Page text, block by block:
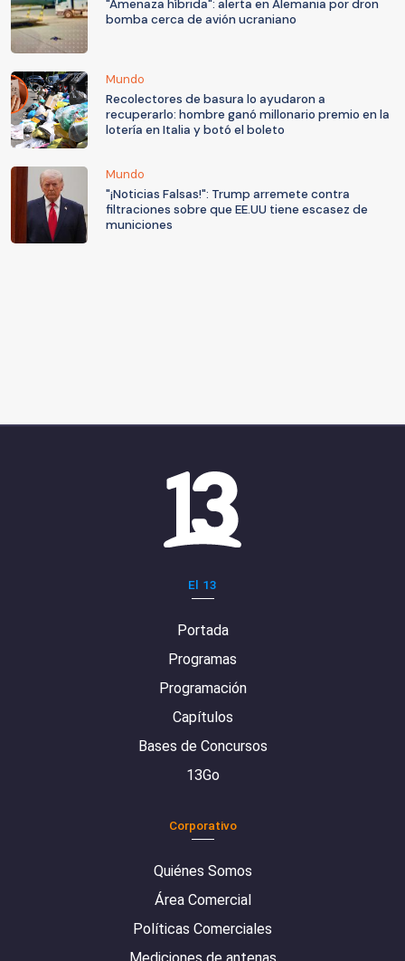
"Amenaza híbrida": alerta en Alemania por dron
bomba cerca de avión ucraniano
Mundo
Recolectores de basura lo ayudaron a
recuperarlo: hombre ganó millonario premio en la
lotería en Italia y botó el boleto
Mundo
"¡Noticias Falsas!": Trump arremete contra
filtraciones sobre que EE.UU tiene escasez de
municiones
El 13
Portada
Programas
Programación
Capítulos
Bases de Concursos
13Go
Corporativo
Quiénes Somos
Área Comercial
Políticas Comerciales
Mediciones de antenas